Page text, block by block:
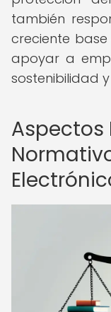
también
creciente
apoyar a
sostenibilidad
Aspectos